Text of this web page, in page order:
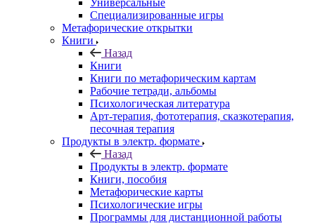
Универсальные
Специализированные игры
Метафорические открытки
Книги
Назад
Книги
Книги по метафорическим картам
Рабочие тетради, альбомы
Психологическая литература
Арт-терапия, фототерапия, сказкотерапия,
песочная терапия
Продукты в электр. формате
Назад
Продукты в электр. формате
Книги, пособия
Метафорические карты
Психологические игры
Программы для дистанционной работы